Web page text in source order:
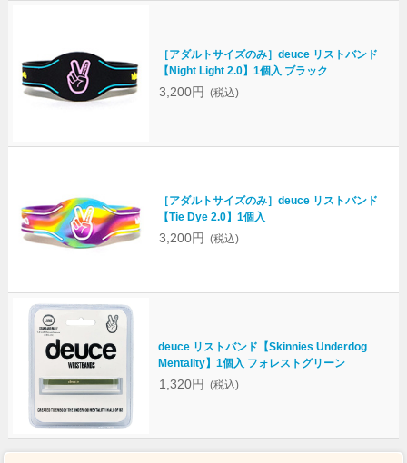
［アダルトサイズのみ］deuce リストバンド
【Night Light 2.0】1個入 ブラック
3,200円 (税込)
［アダルトサイズのみ］deuce リストバンド
【Tie Dye 2.0】1個入
3,200円 (税込)
deuce リストバンド【Skinnies Underdog
Mentality】1個入 フォレストグリーン
1,320円 (税込)